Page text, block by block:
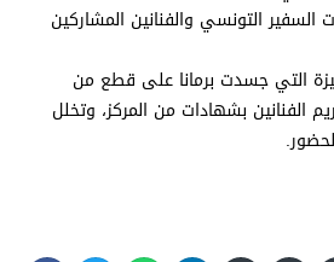
السفير التونسي والفنانين المشاركين
التي جسدت برمانا على قطع من
الفنانين بشهادات من المركز، وتخلل